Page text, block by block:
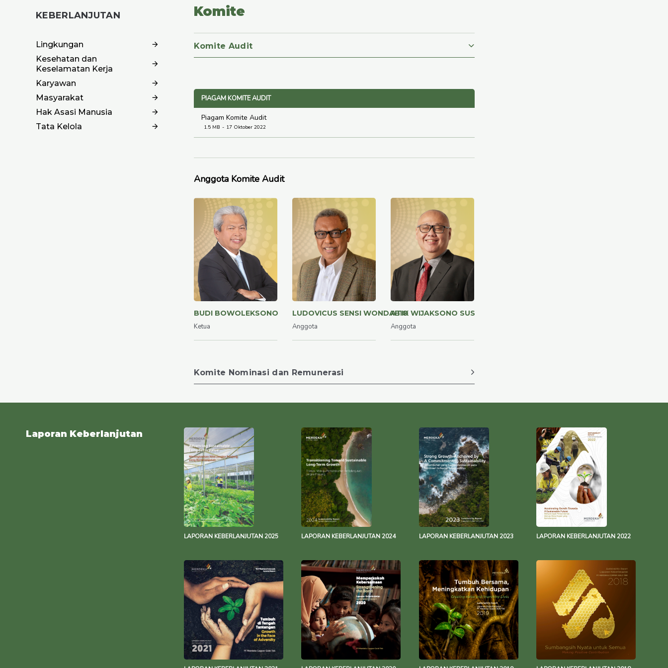
KEBERLANJUTAN
Lingkungan
Kesehatan dan
Keselamatan Kerja
Karyawan
Masyarakat
Hak Asasi Manusia
Tata Kelola
Komite
Komite Audit
PIAGAM KOMITE AUDIT
Piagam Komite Audit
1.5 MB 17 Oktober 2022
Anggota Komite Audit
BUDI BOWOLEKSONO
Ketua
LUDOVICUS SENSI WONDABIO
Anggota
ATIK WIJAKSONO SUSANTO
Anggota
Komite Nominasi dan Remunerasi
Laporan Keberlanjutan
LAPORAN KEBERLANJUTAN 2025 LAPORAN KEBERLANJUTAN 2024 LAPORAN KEBERLANJUTAN 2023 LAPORAN KEBERLANJUTAN 2022